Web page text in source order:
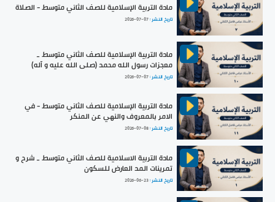
مادة التربية الإسلامية للصف الثاني متوسط - الصلاة
تاريخ النشر :2026-07-07
مادة التربية الإسلامية للصف الثاني متوسط _
معجزات رسول الله محمد (صلى الله عليه و آله)
تاريخ النشر :2026-07-07
مادة التربية الإسلامية للصف الثاني متوسط - في
الامر بالمعروف والنهي عن المنكر
تاريخ النشر :2026-07-08
مادة التربية الاسلامية للصف الثاني متوسط _ شرح و
تمرينات المد العارض للسكون
تاريخ النشر :2026-06-23